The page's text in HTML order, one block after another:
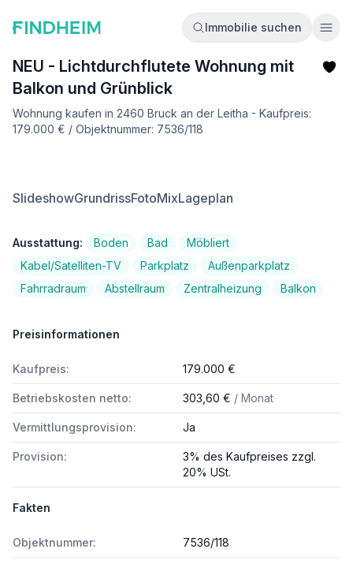
Immobilie suchen
NEU - Lichtdurchflutete Wohnung mit
Balkon und Grünblick
Wohnung kaufen in 2460 Bruck an der Leitha - Kaufpreis:
179.000 € / Objektnummer: 7536/118
SlideshowGrundrissFotoMixLageplan
Ausstattung: Boden Bad
Möbliert
Kabel/Satelliten-TV
Parkplatz
Außenparkplatz
Fahrradraum
Abstellraum Zentralheizung Balkon
Preisinformationen
Kaufpreis: 179.000 €
Betriebskosten netto: 303,60 € / Monat
Vermittlungsprovision: Ja
Provision:
3% des Kaufpreises zzgl.
20% USt.
Fakten
Objektnummer: 7536/118